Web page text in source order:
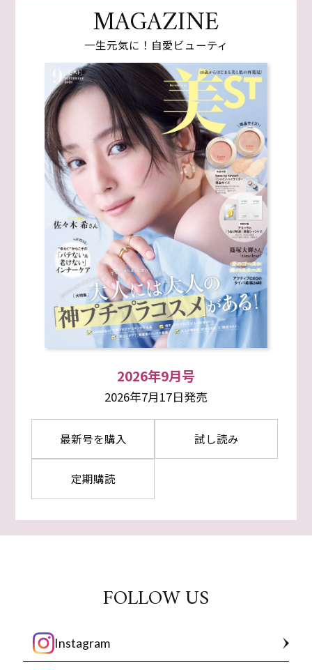
MAGAZINE
一生元気に！自愛ビューティ
2026年9月号
2026年7月17日発売
最新号を購入 試し読み
定期購読
FOLLOW US
Instagram